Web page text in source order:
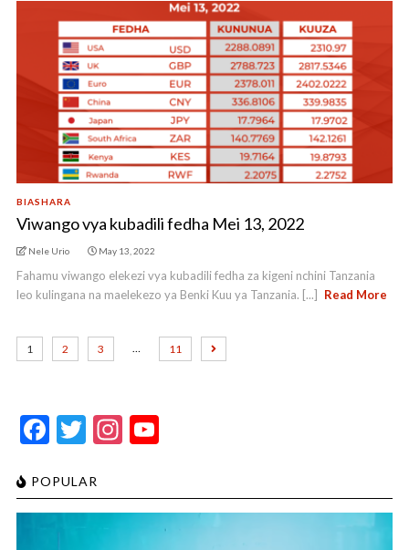
BIASHARA
Viwango vya kubadili fedha Mei 13, 2022
Nele Urio May 13, 2022
Fahamu viwango elekezi vya kubadili fedha za kigeni nchini Tanzania
leo kulingana na maelekezo ya Benki Kuu ya Tanzania. [...]
Read More
1 2 3 … 11
F
ac
e
b
o
T
w
itt
er
In
st
gr
a
Y
o
T
u
POPULAR